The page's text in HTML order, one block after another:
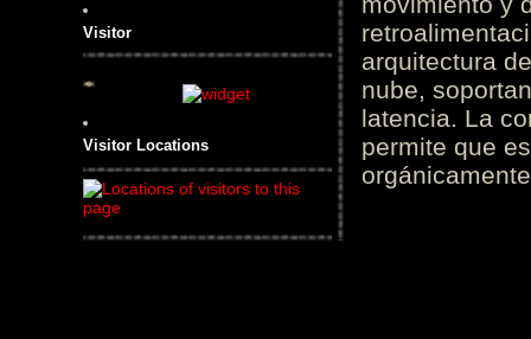
Visitor
Visitor Locations
arquitectura
nube,
latencia. La
permite que